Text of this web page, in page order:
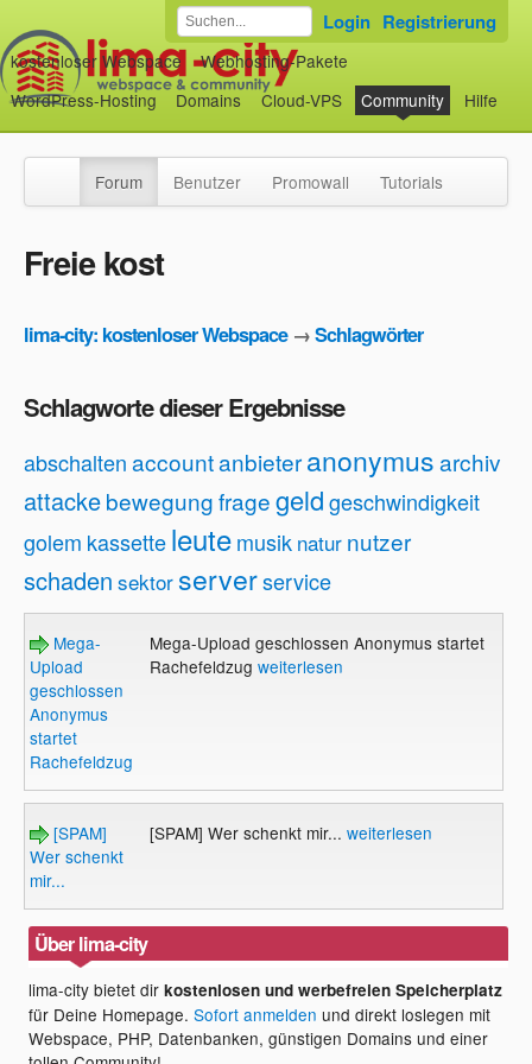
kostenloser Webspace
Webhosting-Pakete
WordPress-Hosting
Domains Cloud-VPS Community Hilfe
Login Registrierung
Forum Benutzer Promowall Tutorials
Freie kost
lima-city: kostenloser Webspace→Schlagwörter
Schlagworte dieser Ergebnisse
abschaltenaccountanbieteranonymusarchiv
attackebewegungfragegeldgeschwindigkeit
golem kassetteleutemusik natur nutzer
schaden sektorserverservice
Mega-
Upload
geschlossen
Anonymus
startet
Rachefeldzug
Mega-Upload geschlossen Anonymus startet
Rachefeldzug weiterlesen
[SPAM]
Wer schenkt
mir...
[SPAM] Wer schenkt mir... weiterlesen
Über lima-city
lima-city bietet dirkostenlosen und werbefreien Speicherplatz
für Deine Homepage.Sofort anmelden und direkt loslegen mit
Webspace, PHP, Datenbanken, günstigen Domains und einer